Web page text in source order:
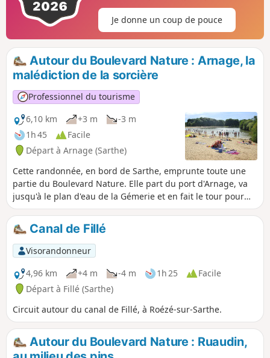
Je donne un coup de pouce
Autour du Boulevard Nature : Arnage, la
malédiction de la sorcière
Professionnel du tourisme
6,10 km
+3 m
-3 m
1h 45
Facile
Départ à Arnage (Sarthe)
Cette randonnée, en bord de Sarthe, emprunte toute une
partie du Boulevard Nature. Elle part du port d'Arnage, va
jusqu'à le plan d'eau de la Gémerie et en fait le tour pour
revenir au port d'Arnage. Si vous voulez rallonger votre
balade, vous pouvez continuer après le port d'Arnage en
suivant les panneaux du Boulevard Nature.Elle est
accessible aux personnes à mobilité réduite ainsi qu'aux
poussettes équipées de trois roues (valable également pour
les fauteuils roulants trois roues).
Canal de Fillé
Visorandonneur
4,96 km
+4 m -4 m 1h 25
Facile
Départ à Fillé (Sarthe)
Circuit autour du canal de Fillé, à Roézé-sur-Sarthe.
Autour du Boulevard Nature : Ruaudin,